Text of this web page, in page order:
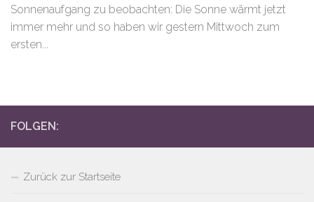
Sonnenaufgang zu beobachten: Die Sonne wärmt jetzt
immer mehr und so haben wir gestern Mittwoch zum
ersten...
FOLGEN:
Zurück zur Startseite